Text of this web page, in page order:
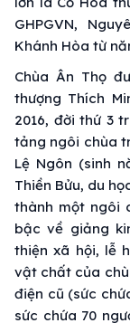
GHPGVN,
Khánh Hòa từ
Chùa Ân Thọ
thượng Thích
2016, đời thứ 3
tảng ngôi chùa
Lệ Ngôn (sinh
Thiền Bửu, du
thành một ngôi
bậc về giảng
thiện xã hội, lễ
vật chất của
điện cũ (sức
sức chứa 70